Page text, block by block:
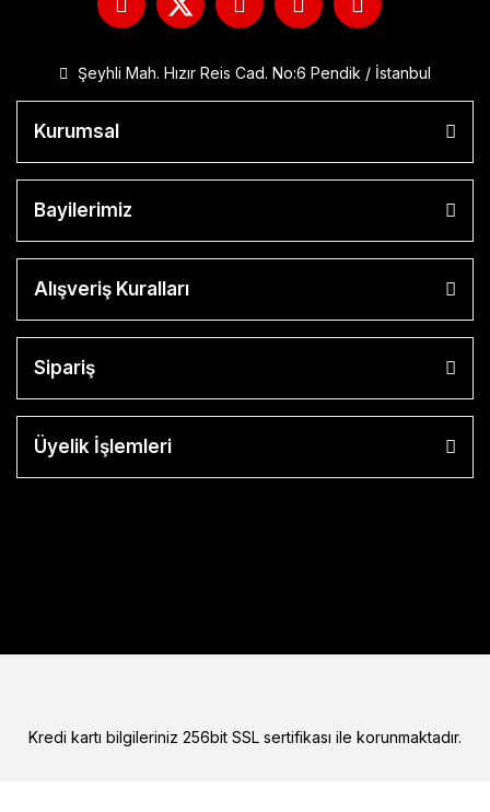
Şeyhli Mah. Hızır Reis Cad. No:6 Pendik / İstanbul
Kurumsal
Bayilerimiz
Alışveriş Kuralları
Sipariş
Üyelik İşlemleri
Kredi kartı bilgileriniz 256bit SSL sertifikası ile korunmaktadır.